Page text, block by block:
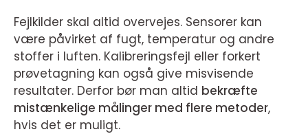
Fejlkilder skal altid overvejes. Sensorer kan
være påvirket af fugt, temperatur og andre
stoffer i luften. Kalibreringsfejl eller forkert
prøvetagning kan også give misvisende
resultater. Derfor bør man altid bekræfte
mistænkelige målinger med flere metoder,
hvis det er muligt.